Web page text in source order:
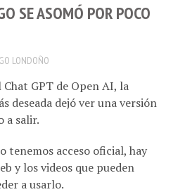
SE ASOMÓ POR POCO
LONDOÑO
GPT de Open AI, la
deseada dejó ver una versión
a salir.
tenemos acceso oficial, hay
y los videos que pueden
a usarlo.